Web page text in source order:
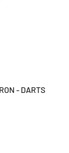
- DARTS